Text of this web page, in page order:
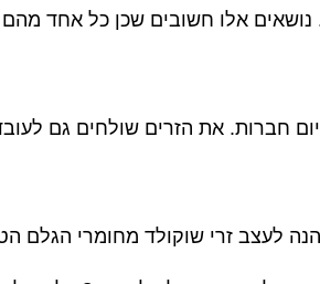
אלו חשובים שכן כל אחד מהם
חברות. את הזרים שולחים גם
זרי שוקולד מחומרי הגלם